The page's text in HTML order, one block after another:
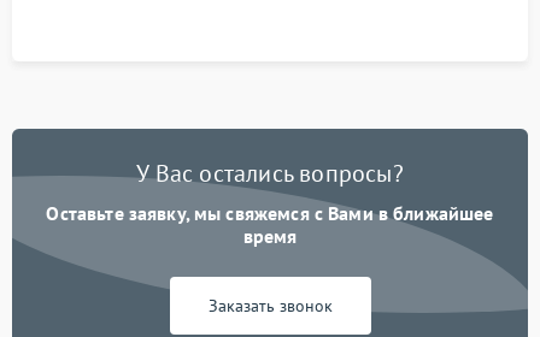
У Вас остались вопросы?
Оставьте заявку, мы свяжемся с Вами в ближайшее
время
Заказать звонок